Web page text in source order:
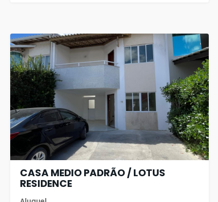
CASA MEDIO PADRÃO / LOTUS
RESIDENCE